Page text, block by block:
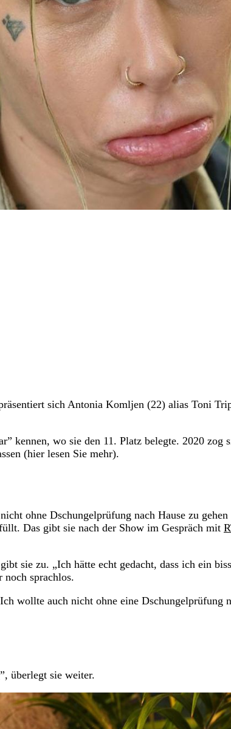
sich Antonia Komljen (22) alias Toni
kennen, wo sie den 11. Platz belegte. 2020 zog
(hier lesen Sie mehr).
ohne Dschungelprüfung nach Hause zu gehen
Das gibt sie nach der Show im Gespräch mit
sie zu. „Ich hätte echt gedacht, dass ich ein
sprachlos.
wollte auch nicht ohne eine Dschungelprüfung
überlegt sie weiter.